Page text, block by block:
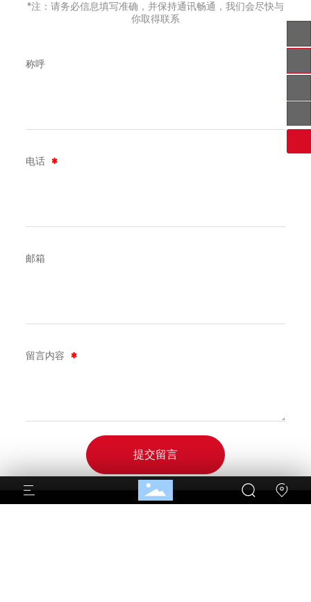
*注：请务必信息填写准确，并保持通讯畅通，我们会尽快与
你取得联系
称呼
电话
邮箱
留言内容
提交留言